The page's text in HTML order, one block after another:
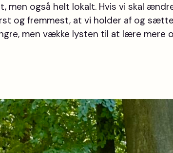
men også helt lokalt. Hvis vi skal
og fremmest, at vi holder af og
men vække lysten til at lære mere